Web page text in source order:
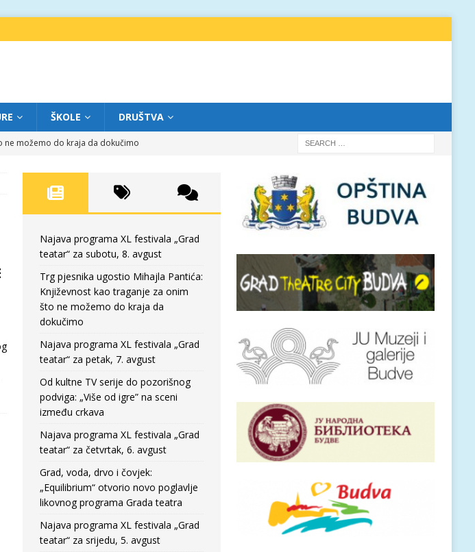
ŠKOLE DRUŠTVA
ne možemo do kraja da dokučimo
crkava
FOKUS
Najava programa XL festivala „Grad
teatar“ za subotu, 8. avgust
Trg pjesnika ugostio Mihajla Pantića:
Književnost kao traganje za onim
što ne možemo do kraja da
dokučimo
Najava programa XL festivala „Grad
teatar“ za petak, 7. avgust
Od kultne TV serije do pozorišnog
podviga: „Više od igre” na sceni
između crkava
Najava programa XL festivala „Grad
teatar“ za četvrtak, 6. avgust
Grad, voda, drvo i čovjek:
„Equilibrium“ otvorio novo poglavlje
likovnog programa Grada teatra
Najava programa XL festivala „Grad
teatar“ za srijedu, 5. avgust